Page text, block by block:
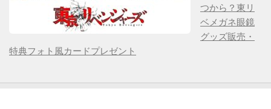
つから？東リ
ベメガネ眼鏡
グッズ販売・
特典フォト風カードプレゼント